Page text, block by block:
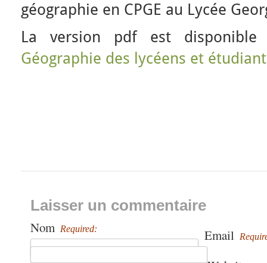
géographie en CPGE au Lycée
La version pdf est
Géographie des lycéens et
Laisser un commentaire
Nom Required: Email